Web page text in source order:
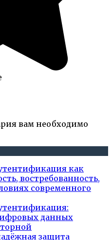
вам необходимо
как
востребованность,
современного
данных
защита